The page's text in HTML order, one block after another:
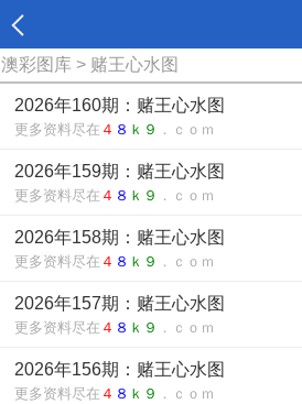
澳彩图库 > 赌王心水图
2026年160期：赌王心水图
更多资料尽在 ４ ８ ｋ９ ．ｃｏｍ
2026年159期：赌王心水图
更多资料尽在 ４ ８ ｋ９ ．ｃｏｍ
2026年158期：赌王心水图
更多资料尽在 ４ ８ ｋ９ ．ｃｏｍ
2026年157期：赌王心水图
更多资料尽在 ４ ８ ｋ９ ．ｃｏｍ
2026年156期：赌王心水图
更多资料尽在 ４ ８ ｋ９ ．ｃｏｍ